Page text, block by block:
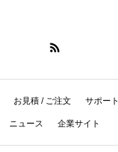
お見積 / ご注文 サポート
ニュース 企業サイト